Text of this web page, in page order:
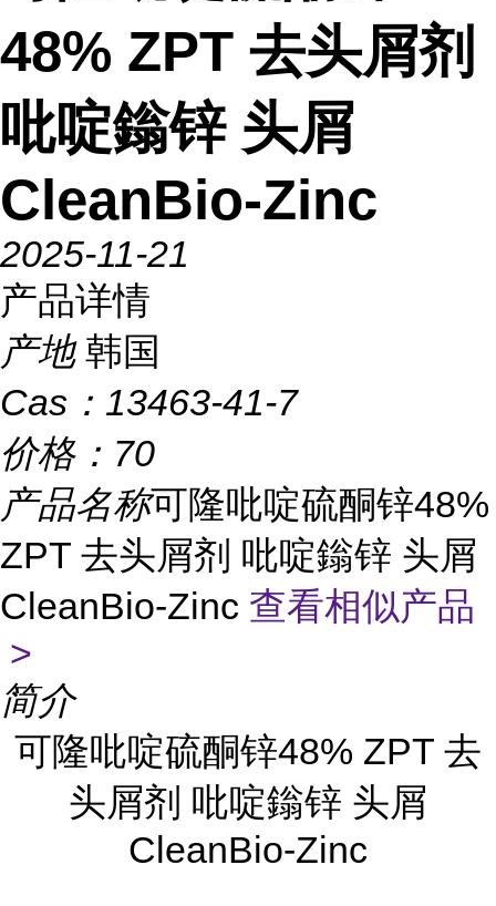
48% ZPT 去头屑剂
吡啶鎓锌 头屑
CleanBio-Zinc
2025-11-21
产品详情
产地 韩国
Cas： 13463-41-7
价格： 70
产品名称可隆吡啶硫酮锌48%
ZPT 去头屑剂 吡啶鎓锌 头屑
CleanBio-Zinc 查看相似产品
>
简介
可隆吡啶硫酮锌48% ZPT 去
头屑剂 吡啶鎓锌 头屑
CleanBio-Zinc